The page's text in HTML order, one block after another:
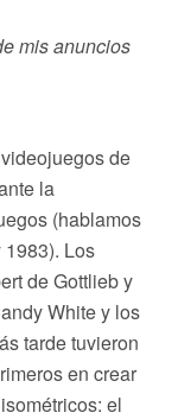
mis anuncios
de
la
(hablamos
Los
de Gottlieb y
White y los
tarde tuvieron
en crear
el